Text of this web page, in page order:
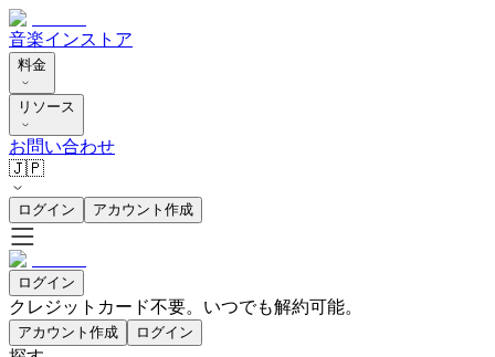
音楽インストア
料金
リソース
お問い合わせ
🇯🇵
ログイン アカウント作成
ログイン
クレジットカード不要。いつでも解約可能。
アカウント作成 ログイン